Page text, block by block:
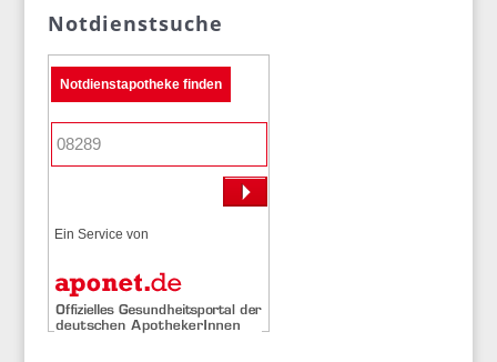
Notdienstsuche
Notdienstapotheke finden
Ein Service von